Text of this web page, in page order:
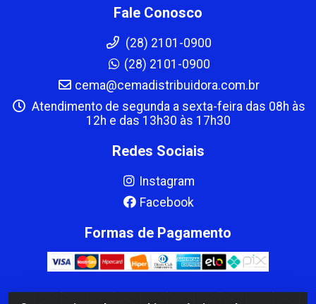
Fale Conosco
(28) 2101-0900
(28) 2101-0900
cema@cemadistribuidora.com.br
Atendimento de segunda a sexta-feira das 08h às
12h e das 13h30 às 17h30
Redes Sociais
Instagram
Facebook
Formas de Pagamento